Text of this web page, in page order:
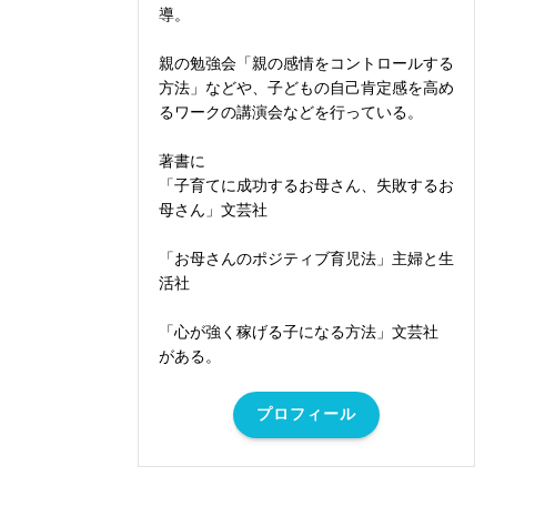
導。
親の勉強会「親の感情をコントロールする
方法」などや、子どもの自己肯定感を高め
るワークの講演会などを行っている。
著書に
「子育てに成功するお母さん、失敗するお
母さん」文芸社
「お母さんのポジティブ育児法」主婦と生
活社
「心が強く稼げる子になる方法」文芸社
がある。
プロフィール